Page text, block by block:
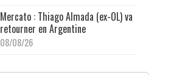
Mercato : Thiago Almada (ex-OL) va
retourner en Argentine
08/08/26